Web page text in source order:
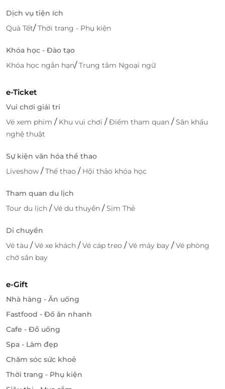
Vị trí vàng trên cung đường Thùy Vân danh
Tọa lạc ngay bãi biển Thùy Vân
, con đường đẹp nhất
cổ điển tinh tế
con sóng xanh rì rào, cảm nhận trọn vẹn vẻ đẹp
mênh mông của biển cả và tận hưởng bầu không
khí trong lành, tươi mới.
Từ khách sạn, bạn có thể nhanh chóng đến các địa
danh hấp dẫn:
Đình Thắng Tam
Tượng Chúa Kitô Vua & Ngọn Hải Đăng
Đức Mẹ Bãi Dâu
Trung tâm thương mại Imperial Plaza: 700m
Linh Sơn Cổ Tự
Dịch vụ tiện ích
Quà Tết/Thời trang - Phụ kiện
Khóa học - Đào tạo
Khóa học ngắn hạn/Trung tâm Ngoại ngữ
e-Ticket
Vui chơi giải trí
Vé xem phim / Khu vui chơi /Điểm tham quan /Sân khấu
nghệ thuật
Sự kiện văn hóa thể thao
Liveshow /Thể thao / Hội thảo khóa học
Tham quan du lịch
Tour du lịch /Vé du thuyền /Sim Thẻ
Di chuyển
Vé tàu /Vé xe khách /Vé cáp treo /Vé máy bay /Vé phòng
chờ sân bay
e-Gift
Nhà hàng - Ăn uống
Fastfood - Đồ ăn nhanh
Cafe - Đồ uống
Spa - Làm đẹp
Chăm sóc sức khoẻ
Thời trang - Phụ kiện